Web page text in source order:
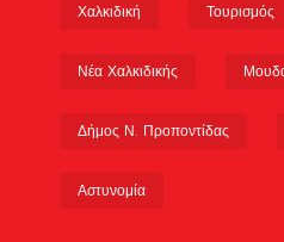
Χαλκιδική Τουρισμός
Νέα Χαλκιδικής
Δήμος Ν. Προποντίδας
Αστυνομία